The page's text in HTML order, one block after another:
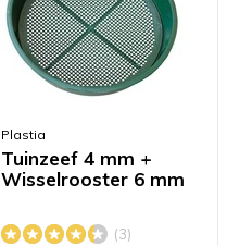
Plastia
Tuinzeef 4 mm +
Wisselrooster 6 mm
(3)